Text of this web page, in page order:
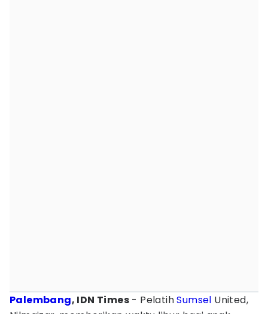
Palembang, IDN Times - PelatihSumsel United,